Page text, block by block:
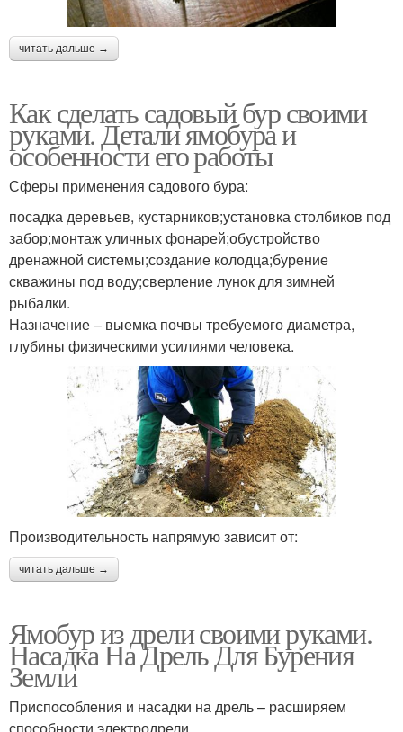
читать дальше →
Как сделать садовый бур своими
руками. Детали ямобура и
особенности его работы
Сферы применения садового бура:
посадка деревьев, кустарников;установка столбиков под
забор;монтаж уличных фонарей;обустройство
дренажной системы;создание колодца;бурение
скважины под воду;сверление лунок для зимней
рыбалки.
Назначение – выемка почвы требуемого диаметра,
глубины физическими усилиями человека.
Производительность напрямую зависит от:
читать дальше →
Ямобур из дрели своими руками.
Насадка На Дрель Для Бурения
Земли
Приспособления и насадки на дрель – расширяем